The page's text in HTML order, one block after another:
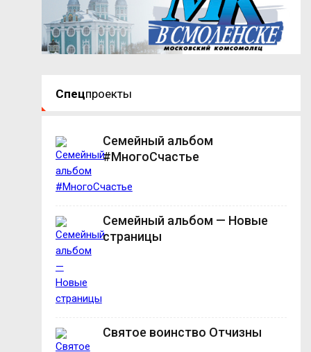
Спецпроекты
Семейный альбом
#МногоСчастье
Семейный альбом — Новые
страницы
Святое воинство Отчизны